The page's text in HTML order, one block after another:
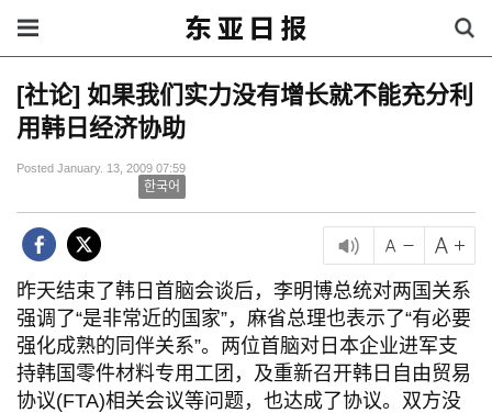
[社论] 如果我们实力没有增长就不能充分利
用韩日经济协助
Posted January. 13, 2009 07:59
한국어
昨天结束了韩日首脑会谈后，李明博总统对两国关系
强调了“是非常近的国家”，麻省总理也表示了“有必要
强化成熟的同伴关系”。两位首脑对日本企业进军支
持韩国零件材料专用工团，及重新召开韩日自由贸易
协议(FTA)相关会议等问题，也达成了协议。双方没